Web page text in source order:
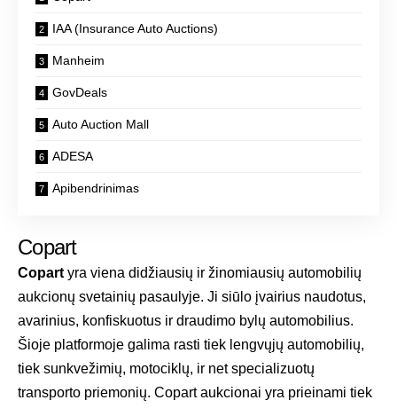
IAA (Insurance Auto Auctions)
Manheim
GovDeals
Auto Auction Mall
ADESA
Apibendrinimas
Copart
Copart yra viena didžiausių ir žinomiausių automobilių
aukcionų svetainių pasaulyje. Ji siūlo įvairius naudotus,
avarinius, konfiskuotus ir draudimo bylų automobilius.
Šioje platformoje galima rasti tiek lengvųjų automobilių,
tiek sunkvežimių, motociklų, ir net specializuotų
transporto priemonių. Copart aukcionai yra prieinami tiek